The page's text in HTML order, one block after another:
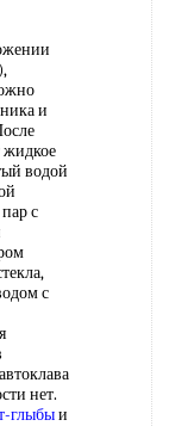
и
жидкое
водой
с
с
нет.
глыбыи